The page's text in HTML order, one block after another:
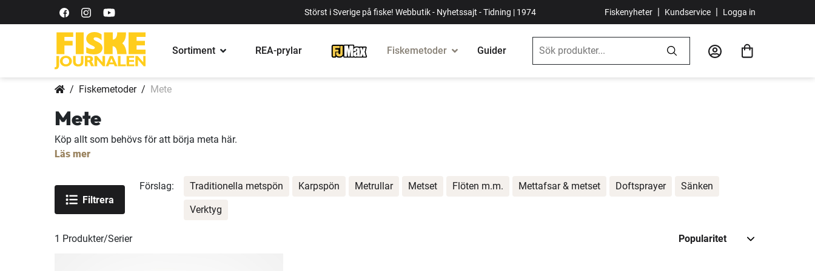
Störst i Sverige på fiske! Webbutik - Nyhetssajt - Tidning | 1974 Fiskenyheter | Kundservice | Logga in
Sortiment REA-prylar Fiskemetoder Guider
Fiskemetoder Mete
Mete
Köp allt som behövs för att börja meta här.
Läs mer
1 Produkter/Serier
Filtrera
Förslag: Traditionella metspön Karpspön Metrullar Metset Flöten m.m. Mettafsar & metset Doftsprayer Sänken
Verktyg